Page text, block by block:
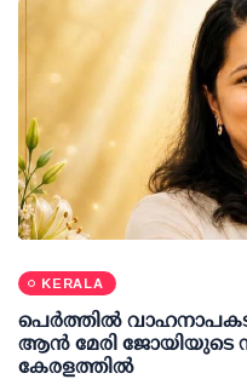
KERALA
പെർത്തിൽ
ആൻ മേരി ജോയിയുടെ
കേരളത്തിൽ